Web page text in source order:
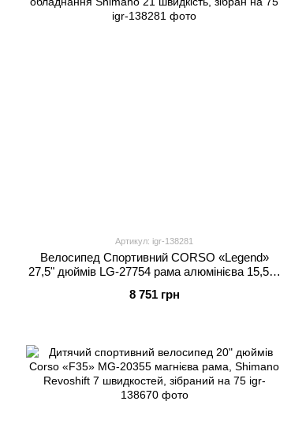
Артикул: igr-138281
Велосипед Спортивний CORSO «Legend»
27,5" дюймів LG-27754 рама алюмінієва 15,5``,
75
8 751 грн